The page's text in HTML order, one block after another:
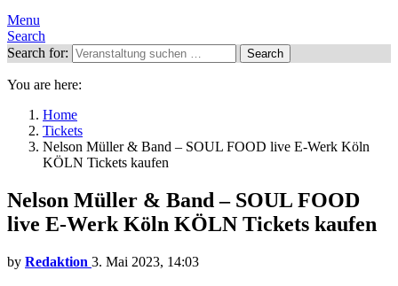
Menu
Search
Search for:
Search
You are here:
Home
Tickets
Nelson Müller & Band – SOUL FOOD live E-Werk Köln
KÖLN Tickets kaufen
Nelson Müller & Band – SOUL FOOD
live E-Werk Köln KÖLN Tickets kaufen
by Redaktion 3. Mai 2023, 14:03